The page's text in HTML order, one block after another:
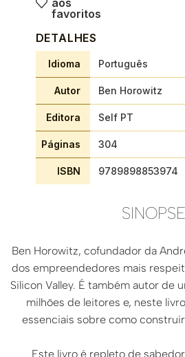
aos
favoritos
DETALHES
Idioma Português
Autor Ben Horowitz
Editora Self PT
Páginas 304
ISBN 9789898853974
SINOPSE
Ben Horowitz, cofundador da
dos empreendedores mais
Silicon Valley. É também autor de
milhões de leitores e, neste
essenciais sobre como
Este livro é repleto de